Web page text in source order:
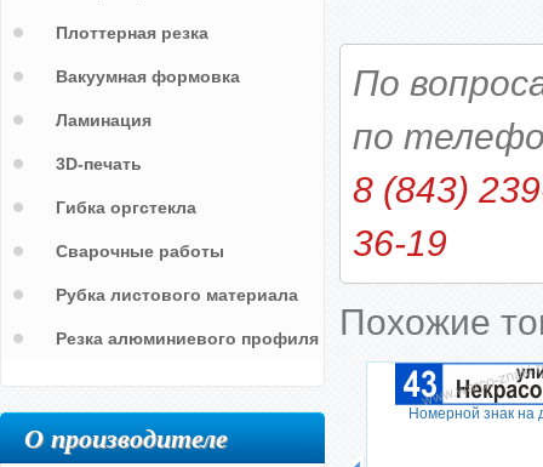
По
по
8 (843)
36-19
Похожие
Номерной знак на
Плоттерная резка
Вакуумная формовка
Ламинация
3D-печать
Гибка оргстекла
Сварочные работы
Рубка листового материала
Резка алюминиевого профиля
О производителе